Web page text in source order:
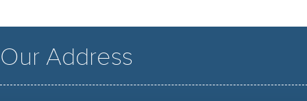
Our Address